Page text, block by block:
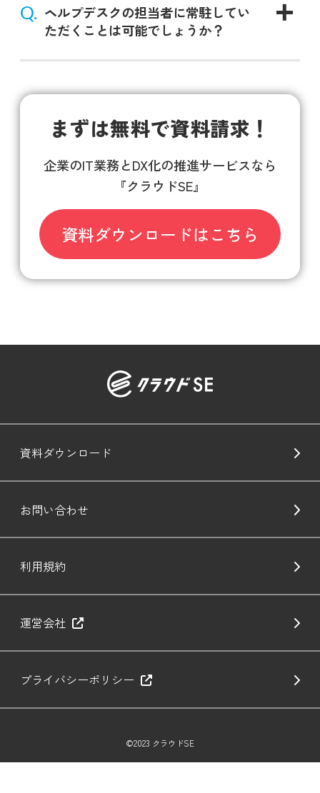
Q. ヘルプデスクの担当者に常駐してい
ただくことは可能でしょうか？
まずは無料で資料請求！
企業のIT業務とDX化の推進サービスなら
『クラウドSE』
資料ダウンロードはこちら
資料ダウンロード
お問い合わせ
利用規約
運営会社
プライバシーポリシー
©2023 クラウドSE